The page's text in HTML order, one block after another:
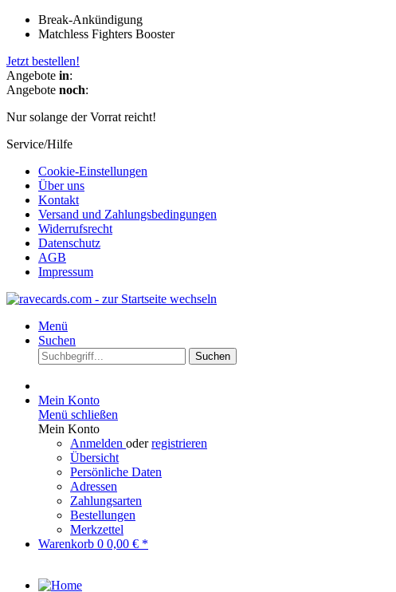
Break-Ankündigung
Matchless Fighters Booster
Jetzt bestellen!
Angebote in:
Angebote noch:
Nur solange der Vorrat reicht!
Service/Hilfe
Cookie-Einstellungen
Über uns
Kontakt
Versand und Zahlungsbedingungen
Widerrufsrecht
Datenschutz
AGB
Impressum
Menü
Suchen
Suchen
Mein Konto
Menü schließen
Mein Konto
Anmelden oderregistrieren
Übersicht
Persönliche Daten
Adressen
Zahlungsarten
Bestellungen
Merkzettel
Warenkorb 0 0,00 € *